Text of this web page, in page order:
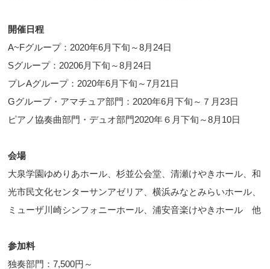
開催日程
A~Fグループ：2020年6月下旬～8月24日
Sグループ：20206月下旬～8月24日
プレAグループ：2020年6月下旬～7月21日
Gグループ・アマチュア部門：2020年6月下旬～７月23日
ピアノ協奏曲部門・デュオ部門2020年６月下旬～8月10日
会場
大泉学園ゆめりあホール、杉並公会堂、清瀬けやきホール、和
光市民文化センターサンアゼリア、横浜みなとみらいホール、
ミューザ川崎シンフォニーホール、浦安音楽けやきホール 他
参加料
独奏部門：7,500円～